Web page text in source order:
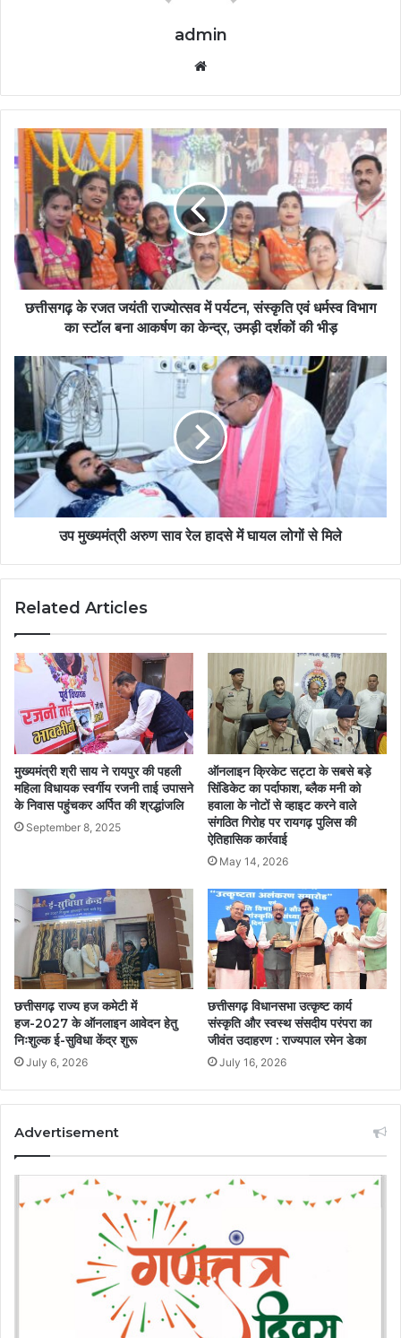
admin
छत्तीसगढ़ के रजत जयंती राज्योत्सव में पर्यटन, संस्कृति एवं धर्मस्व विभाग
का स्टॉल बना आकर्षण का केन्द्र, उमड़ी दर्शकों की भीड़
उप मुख्यमंत्री अरुण साव रेल हादसे में घायल लोगों से मिले
Related Articles
मुख्यमंत्री श्री साय ने रायपुर की पहली
महिला विधायक स्वर्गीय रजनी ताई उपासने
के निवास पहुंचकर अर्पित की श्रद्धांजलि
September 8, 2025
ऑनलाइन क्रिकेट सट्टा के सबसे बड़े
सिंडिकेट का पर्दाफाश, ब्लैक मनी को
हवाला के नोटों से व्हाइट करने वाले
संगठित गिरोह पर रायगढ़ पुलिस की
ऐतिहासिक कार्रवाई
May 14, 2026
छत्तीसगढ़ राज्य हज कमेटी में
हज-2027 के ऑनलाइन आवेदन हेतु
निःशुल्क ई-सुविधा केंद्र शुरू
July 6, 2026
छत्तीसगढ़ विधानसभा उत्कृष्ट कार्य
संस्कृति और स्वस्थ संसदीय परंपरा का
जीवंत उदाहरण : राज्यपाल रमेन डेका
July 16, 2026
Advertisement